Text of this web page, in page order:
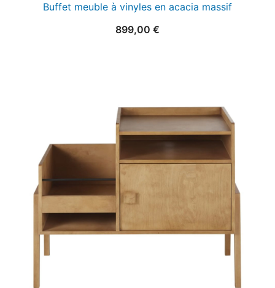
Buffet meuble à vinyles en acacia massif
899,00 €